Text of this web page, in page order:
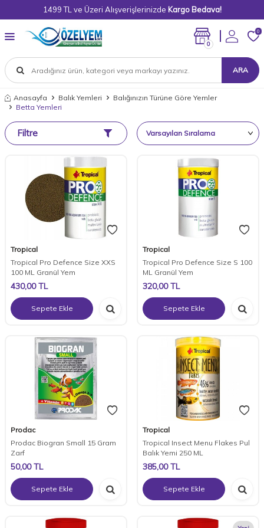
1499 TL ve Üzeri Alışverişlerinizde Kargo Bedava!
ARA
0
0
Anasayfa Balık Yemleri
Balığınızın Türüne Göre Yemler
Betta Yemleri
Filtre
Tropical
Tropical Pro Defence Size XXS
100 ML Granül Yem
430,00TL
Sepete Ekle
Tropical
Tropical Pro Defence Size S 100
ML Granül Yem
320,00TL
Sepete Ekle
Prodac
Prodac Biogran Small 15 Gram
Zarf
50,00TL
Sepete Ekle
Tropical
Tropical Insect Menu Flakes Pul
Balık Yemi 250 ML
385,00TL
Sepete Ekle